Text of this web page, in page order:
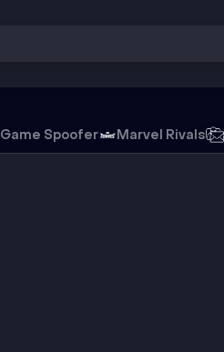
Game Spoofer Marvel Rivals